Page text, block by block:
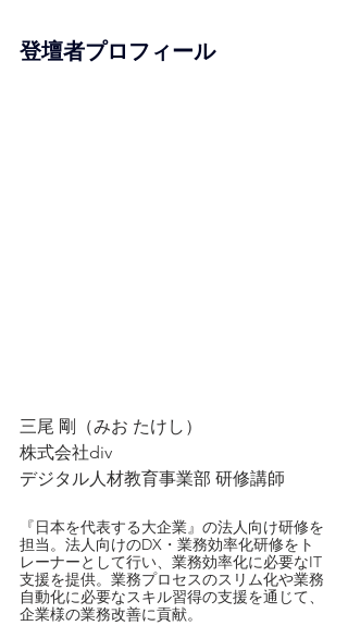
登壇者プロフィール
三尾 剛（みお たけし）
株式会社div
デジタル人材教育事業部 研修講師
『日本を代表する大企業』の法人向け研修を
担当。法人向けのDX・業務効率化研修をト
レーナーとして行い、業務効率化に必要なIT
支援を提供。業務プロセスのスリム化や業務
自動化に必要なスキル習得の支援を通じて、
企業様の業務改善に貢献。